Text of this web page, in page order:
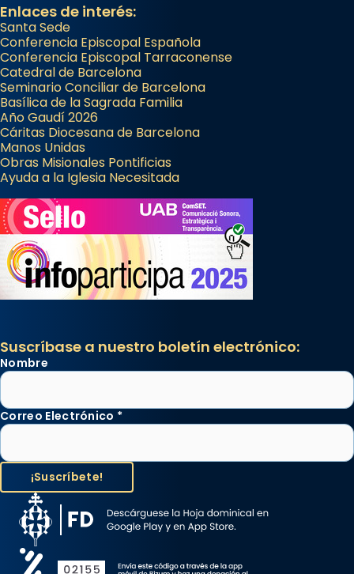
Enlaces de interés:
Santa Sede
Conferencia Episcopal Española
Conferencia Episcopal Tarraconense
Catedral de Barcelona
Seminario Conciliar de Barcelona
Basílica de la Sagrada Familia
Año Gaudí 2026
Cáritas Diocesana de Barcelona
Manos Unidas
Obras Misionales Pontificias
Ayuda a la Iglesia Necesitada
Suscríbase a nuestro boletín electrónico:
Nombre
Correo Electrónico *